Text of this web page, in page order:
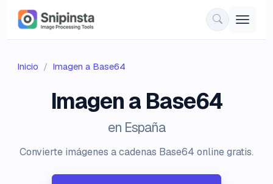
Inicio Imagen a Base64
Imagen a Base64
en España
Convierte imágenes a cadenas Base64 online gratis.